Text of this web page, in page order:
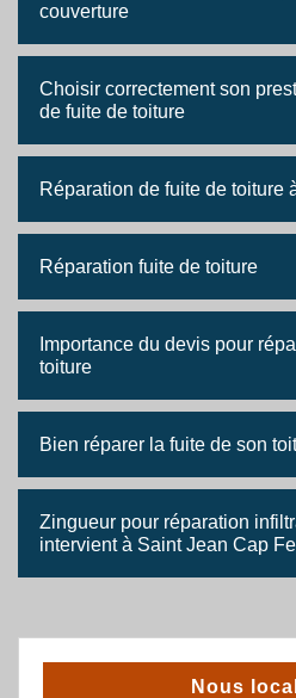
couverture
Choisir correctement son
de fuite de toiture
Réparation de fuite de toiture
Réparation fuite de toiture
Importance du devis pour
toiture
Bien réparer la fuite de son toit
Zingueur pour réparation
intervient à Saint Jean Cap
Nous